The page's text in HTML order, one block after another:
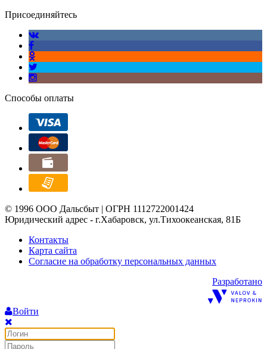
Присоединяйтесь
Способы оплаты
© 1996 ООО Дальсбыт | ОГРН 1112722001424
Юридический адрес - г.Хабаровск, ул.Тихоокеанская, 81Б
Контакты
Карта сайта
Согласие на обработку персональных данных
Разработано
Войти